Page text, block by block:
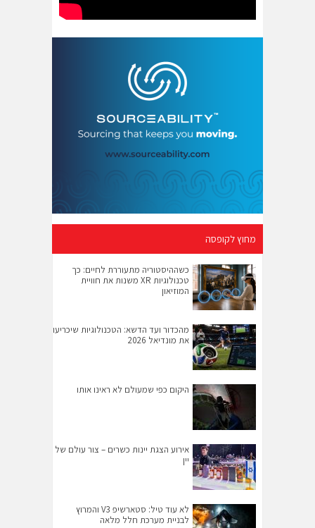
מחוץ לקופסה
כשההיסטוריה מתעוררת לחיים: כך
טכנולוגיות XR משנות את חוויית
המוזיאון
מהכדור ועד הדשא: הטכנולוגיות שיכריעו
את מונדיאל 2026
היקום כפי שמעולם לא ראינו אותו
אירוע הצגת יינות כשרים – צור עולם של
יין
לא עוד טיל: סטארשיפ V3 והמרוץ
לבניית מערכת חלל מלאה